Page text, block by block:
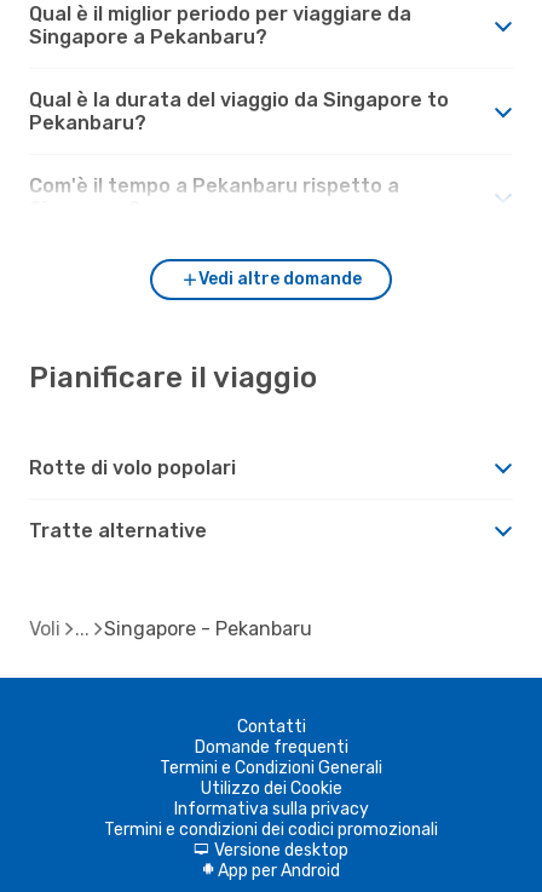
Qual è il miglior periodo per viaggiare da
Singapore a Pekanbaru?
Qual è la durata del viaggio da Singapore to
Pekanbaru?
Com'è il tempo a Pekanbaru rispetto a
Vedi altre domande
Pianificare il viaggio
Rotte di volo popolari
Tratte alternative
Voli Singapore - Pekanbaru
Contatti
Domande frequenti
Termini e Condizioni Generali
Utilizzo dei Cookie
Informativa sulla privacy
Termini e condizioni dei codici promozionali
d Versione desktop
A App per Android